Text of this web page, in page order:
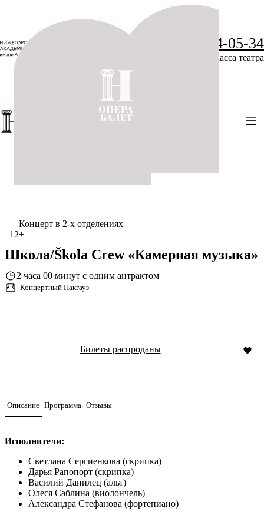
+7 (831) 234-05-34
Касса театра
Концерт в 2-х отделениях
12+
Школа/Škola Crew «Камерная музыка»
2 часа 00 минут с одним антрактом
Концертный Пакгауз
Билеты распроданы
Описание Программа Отзывы
Исполнители:
Светлана Сергиенкова (скрипка)
Дарья Рапопорт (скрипка)
Василий Данилец (альт)
Олеся Саблина (виолончель)
Александра Стефанова (фортепиано)